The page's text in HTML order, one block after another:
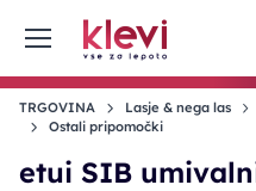
TRGOVINA Lasje & nega las
Ostali pripomočki
etui SIB